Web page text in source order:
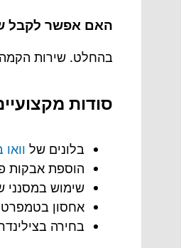
האם אפשר לקבל
בהחלט. שירות הקמה
סודות
בלונים של וואו
הוספת אבקות
שימוש
אחסון
בחירה